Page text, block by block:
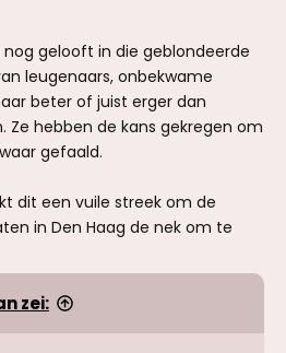
gelooft in die geblondeerde
leugenaars, onbekwame
beter of juist erger dan
Ze hebben de kans gekregen om
gefaald.
dit een vuile streek om de
in Den Haag de nek om te
zei: